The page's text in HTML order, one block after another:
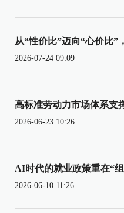
从“性价比”迈向“心价比”
2026-07-24 09:09
高标准劳动力市场体系支
2026-06-23 10:26
AI时代的就业政策重在“
2026-06-10 11:26